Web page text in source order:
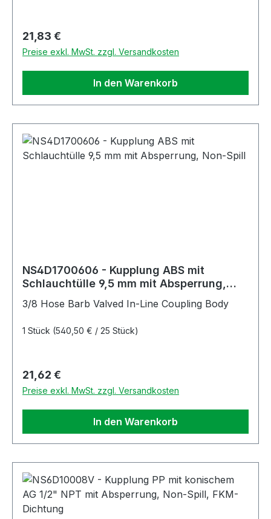
Regulärer Preis:
21,83 €
Preise exkl. MwSt. zzgl. Versandkosten
In den Warenkorb
NS4D1700606 - Kupplung ABS mit
Schlauchtülle 9,5 mm mit Absperrung,
3/8 Hose Barb Valved In-Line Coupling Body
1 Stück (540,50 € / 25 Stück)
Regulärer Preis:
21,62 €
Preise exkl. MwSt. zzgl. Versandkosten
In den Warenkorb